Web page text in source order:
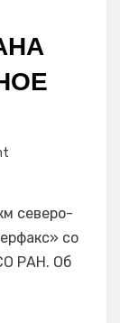
км
от
произошло
северо-
со
РАН. Об